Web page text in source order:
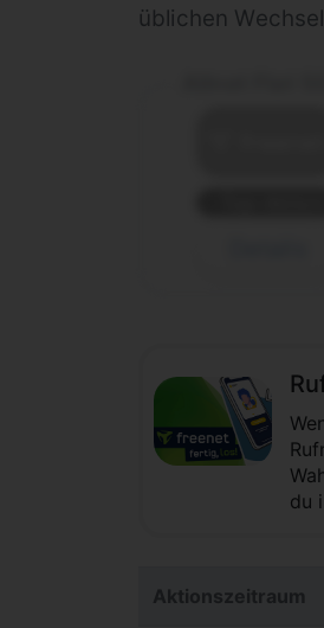
üblichen
du
Aktionszeitraum